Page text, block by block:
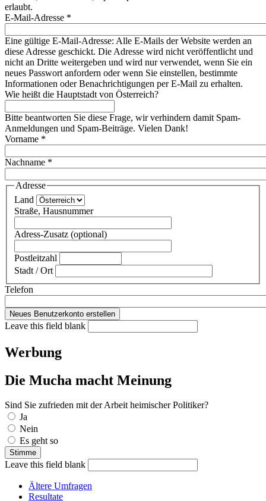
erlaubt.
E-Mail-Adresse *
Eine gültige E-Mail-Adresse: Alle E-Mails der Website werden an
diese Adresse geschickt. Die Adresse wird nicht veröffentlicht und
nicht an Dritte weitergeben und wird nur verwendet, wenn Sie ein
neues Passwort anfordern oder wenn Sie einstellen, bestimmte
Informationen oder Benachrichtigungen per E-Mail zu erhalten.
Wie heißt die Hauptstadt von Österreich?
Bitte beantworten Sie diese Frage, wir verhindern damit Spam-
Anmeldungen und Spam-Beiträge. Vielen Dank!
Vorname *
Nachname *
Adresse
Land
Straße, Hausnummer
Adress-Zusatz (optional)
Postleitzahl
Stadt / Ort
Telefon
Leave this field blank
Werbung
Die Mucha macht Meinung
Sind Sie zufrieden mit der Arbeit heimischer Politiker?
Auswahlmöglichkeiten
Ja
Nein
Es geht so
Leave this field blank
Ältere Umfragen
Resultate